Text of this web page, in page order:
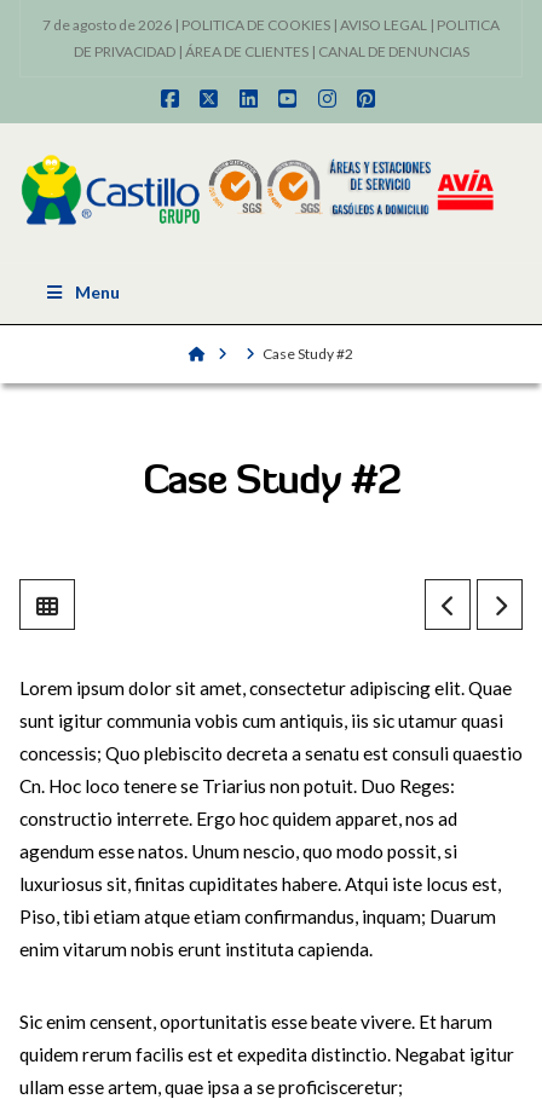
7 de agosto de 2026 | POLITICA DE COOKIES | AVISO LEGAL | POLITICA
DE PRIVACIDAD| ÁREA DE CLIENTES| CANAL DE DENUNCIAS
Facebook
X LinkedInYouTubeInstagram
Pinterest
Menu
Home Case Study #2
Case Study #2
Lorem ipsum dolor sit amet, consectetur adipiscing elit. Quae
sunt igitur communia vobis cum antiquis, iis sic utamur quasi
concessis; Quo plebiscito decreta a senatu est consuli quaestio
Cn. Hoc loco tenere se Triarius non potuit. Duo Reges:
constructio interrete. Ergo hoc quidem apparet, nos ad
agendum esse natos. Unum nescio, quo modo possit, si
luxuriosus sit, finitas cupiditates habere. Atqui iste locus est,
Piso, tibi etiam atque etiam confirmandus, inquam; Duarum
enim vitarum nobis erunt instituta capienda.
Sic enim censent, oportunitatis esse beate vivere. Et harum
quidem rerum facilis est et expedita distinctio. Negabat igitur
ullam esse artem, quae ipsa a se proficisceretur;